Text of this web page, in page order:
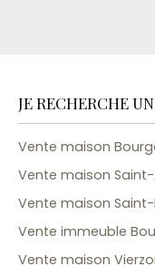
JE RECHERCHE
Vente maison
Vente maison
Vente maison
Vente immeuble
Vente maison